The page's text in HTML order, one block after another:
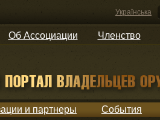
Українська
Об Ассоциации Членство
и партнеры События